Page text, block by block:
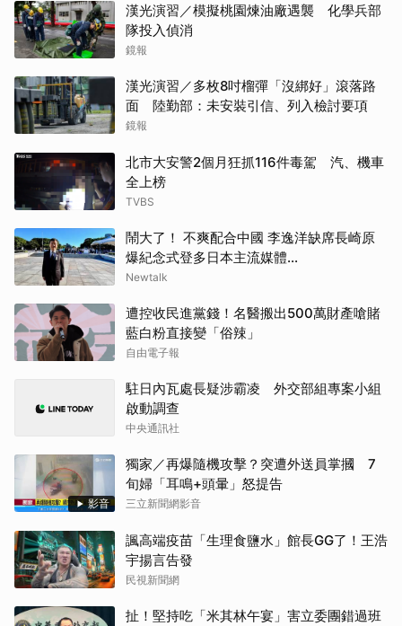
漢光演習／模擬桃園煉油廠遇襲 化學兵部
隊投入偵消
鏡報
漢光演習／多枚8吋榴彈「沒綁好」滾落路
面 陸勤部：未安裝引信、列入檢討要項
鏡報
北市大安警2個月狂抓116件毒駕 汽、機車
全上榜
TVBS
鬧大了！ 不爽配合中國 李逸洋缺席長崎原
爆紀念式登多日本主流媒體...
Newtalk
遭控收民進黨錢！名醫搬出500萬財產嗆賭
藍白粉直接變「俗辣」
自由電子報
駐日內瓦處長疑涉霸凌 外交部組專案小組
啟動調查
中央通訊社
影音
獨家／再爆隨機攻擊？突遭外送員掌摑 7
旬婦「耳鳴+頭暈」怒提告
三立新聞網影音
諷高端疫苗「生理食鹽水」館長GG了！王浩
宇揚言告發
民視新聞網
扯！堅持吃「米其林午宴」害立委團錯過班